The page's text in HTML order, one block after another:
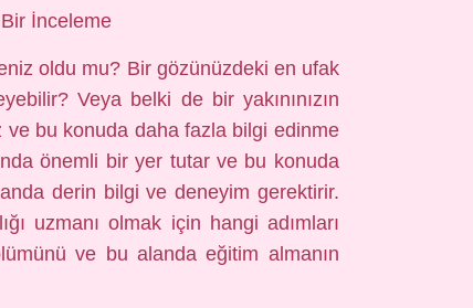
İnceleme
oldu mu? Bir gözünüzdeki en ufak
Veya belki de bir yakınınızın
ve bu konuda daha fazla bilgi edinme
önemli bir yer tutar ve bu konuda
derin bilgi ve deneyim gerektirir.
uzmanı olmak için hangi adımları
ve bu alanda eğitim almanın